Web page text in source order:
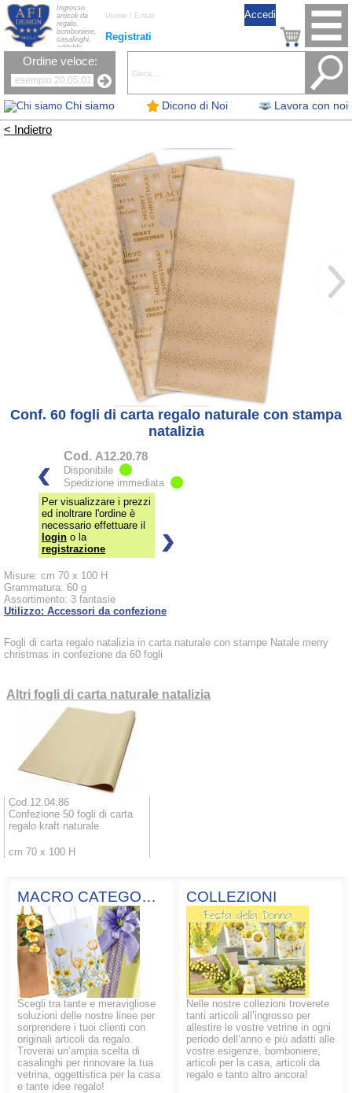
Chi siamo Dicono di Noi Lavora con noi
Registrati
Ingrosso
articoli da
regalo,
bomboniere,
casalinghi,
addobbi
natalizi, nastri,
oggettistica,
la tavola, fiori
artificiali e
candele.
Ordine veloce:
< Indietro
Conf. 60 fogli di carta regalo naturale con stampa
natalizia
Cod. A12.20.78
Disponibile
Spedizione immediata
Per visualizzare i prezzi
ed inoltrare l'ordine è
necessario effettuare il
login o la
registrazione
Misure: cm 70 x 100 H
Grammatura: 60 g
Assortimento: 3 fantasie
Utilizzo: Accessori da confezione
Fogli di carta regalo natalizia in carta naturale con stampe Natale merry
christmas in confezione da 60 fogli
Altri fogli di carta naturale natalizia
Cod.12.04.86
Confezione 50 fogli di carta
regalo kraft naturale
cm 70 x 100 H
MACRO CATEGORIE
Scegli tra tante e meravigliose
soluzioni delle nostre linee per
sorprendere i tuoi clienti con
originali articoli da regalo.
Troverai un’ampia scelta di
casalinghi per rinnovare la tua
vetrina, oggettistica per la casa
e tante idee regalo!
COLLEZIONI
Nelle nostre collezioni troverete
tanti articoli all’ingrosso per
allestire le vostre vetrine in ogni
periodo dell’anno e più adatti alle
vostre esigenze, bomboniere,
articoli per la casa, articoli da
regalo e tanto altro ancora!